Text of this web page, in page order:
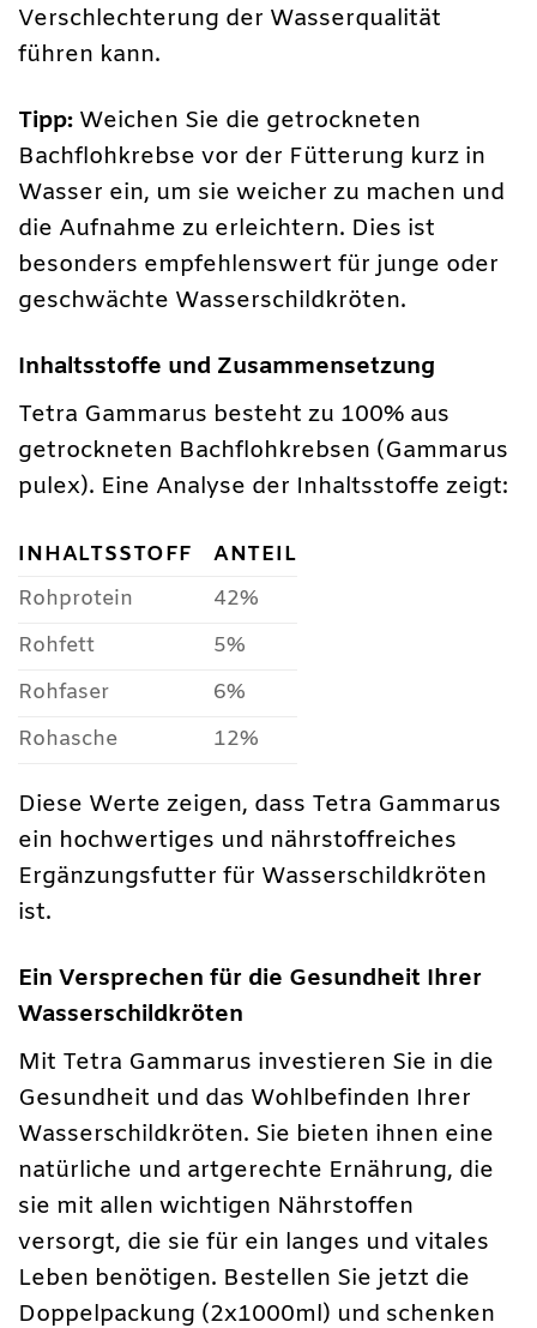
Verschlechterung der Wasserqualität
führen kann.
Tipp: Weichen Sie die getrockneten
Bachflohkrebse vor der Fütterung kurz in
Wasser ein, um sie weicher zu machen und
die Aufnahme zu erleichtern. Dies ist
besonders empfehlenswert für junge oder
geschwächte Wasserschildkröten.
Inhaltsstoffe und Zusammensetzung
Tetra Gammarus besteht zu 100% aus
getrockneten Bachflohkrebsen (Gammarus
pulex). Eine Analyse der Inhaltsstoffe zeigt:
INHALTSSTOFF
ANTEIL
Rohprotein
42%
Rohfett
5%
Rohfaser
6%
Rohasche
12%
Diese Werte zeigen, dass Tetra Gammarus
ein hochwertiges und nährstoffreiches
Ergänzungsfutter für Wasserschildkröten
ist.
Ein Versprechen für die Gesundheit Ihrer
Wasserschildkröten
Mit Tetra Gammarus investieren Sie in die
Gesundheit und das Wohlbefinden Ihrer
Wasserschildkröten. Sie bieten ihnen eine
natürliche und artgerechte Ernährung, die
sie mit allen wichtigen Nährstoffen
versorgt, die sie für ein langes und vitales
Leben benötigen. Bestellen Sie jetzt die
Doppelpackung (2x1000ml) und schenken